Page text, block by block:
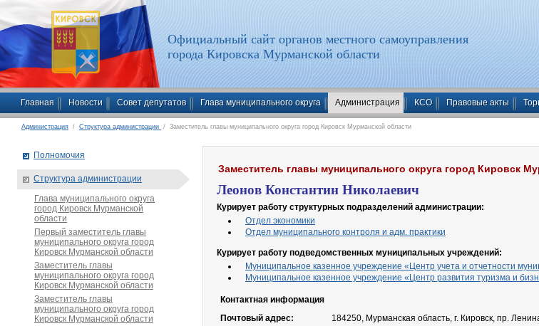
Официальный сайт органов местного самоуправления
города Кировска Мурманской области
Главная Новости Совет депутатов Глава муниципального округа Администрация КСО Правовые акты
Администрация / Структура администрации / Заместитель главы муниципального округа город Кировск Мурманской области
Заместитель главы муниципального округа город Кировск
Леонов Константин Николаевич
Курирует работу структурных подразделений администрации:
Отдел экономики
Отдел муниципального контроля и адм. практики
Курирует работу подведомственных муниципальных учреждений:
Муниципальное казенное учреждение «Центр учета и отчетности
Муниципальное казенное учреждение «Центр развития туризма и
Контактная информация
Почтовый адрес:
184250, Мурманская область, г. Кировск, пр.
Полномочия
Структура администрации
Глава муниципального округа
город Кировск Мурманской
области
Первый заместитель главы
муниципального округа город
Кировск Мурманской области
Заместитель главы
муниципального округа город
Кировск Мурманской области
Заместитель главы
муниципального округа город
Кировск Мурманской области